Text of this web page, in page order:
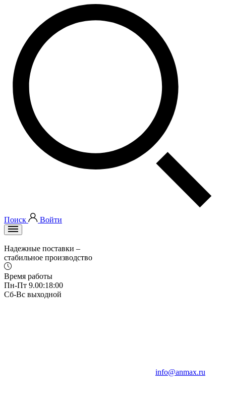
Поиск Войти
Надежные поставки –
стабильное производство
Время работы
Пн-Пт 9.00:18:00
Сб-Вс выходной
info@anmax.ru